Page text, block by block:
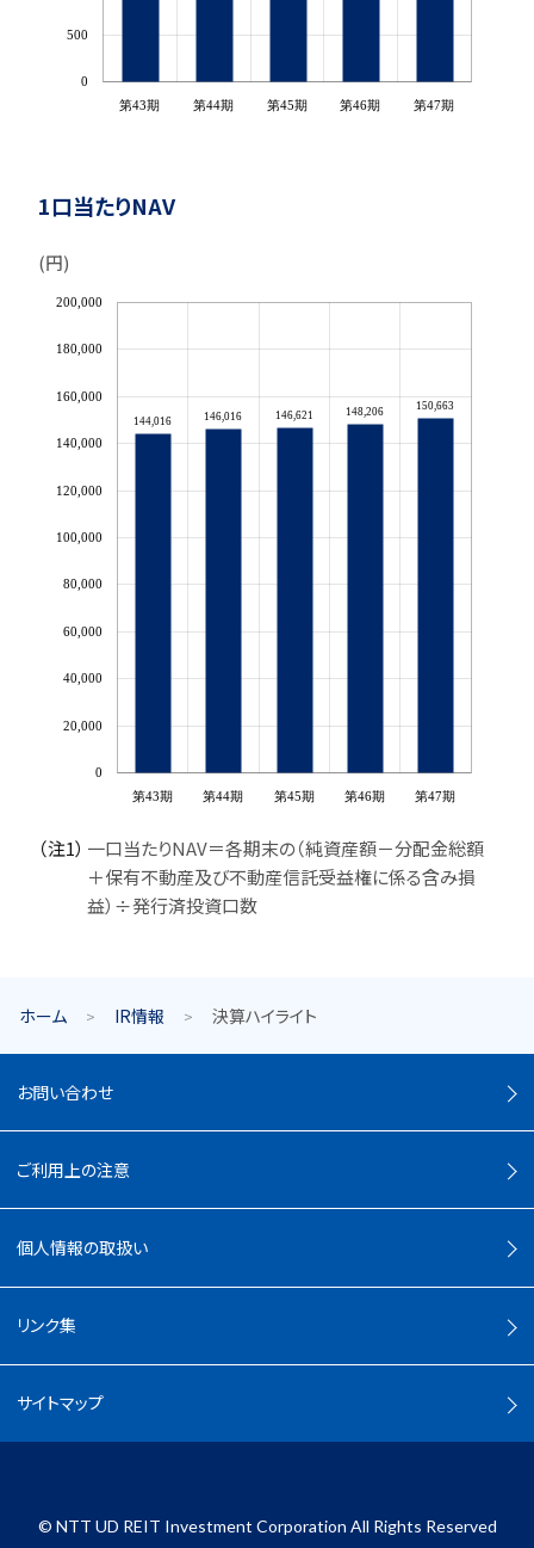
第43期 第44期 第45期 第46期 第47期
0
500
1口当たりNAV
(円)
第43期 第44期 第45期 第46期 第47期
0
20,000
40,000
60,000
80,000
100,000
120,000
140,000
160,000
180,000
200,000
144,016 146,016 146,621 148,206 150,663
（注1） 一口当たりNAV＝各期末の（純資産額－分配金総額
＋保有不動産及び不動産信託受益権に係る含み損
益）÷発行済投資口数
ホーム IR情報 決算ハイライト
お問い合わせ
ご利用上の注意
個人情報の取扱い
リンク集
サイトマップ
© NTT UD REIT Investment Corporation All Rights Reserved